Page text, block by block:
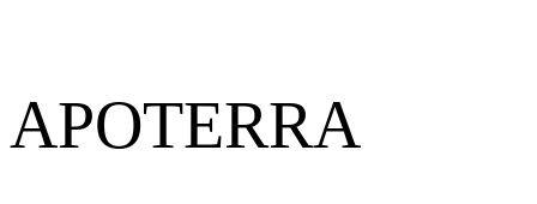
APOTERRA